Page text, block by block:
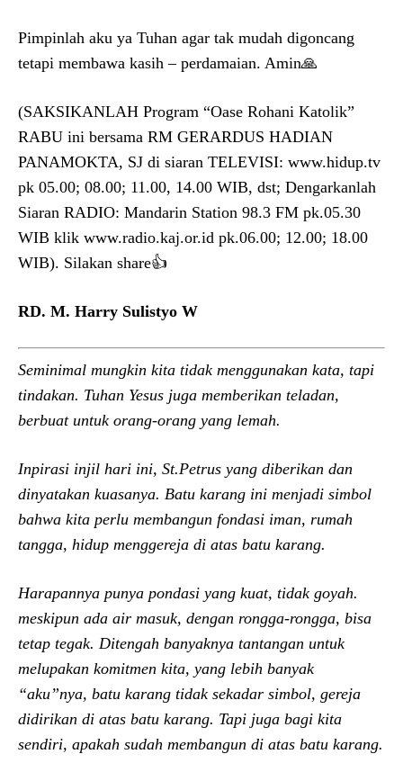
Pimpinlah aku ya Tuhan agar tak mudah digoncang
tetapi membawa kasih – perdamaian. Amin🙏
(SAKSIKANLAH Program “Oase Rohani Katolik”
RABU ini bersama RM GERARDUS HADIAN
PANAMOKTA, SJ di siaran TELEVISI: www.hidup.tv
pk 05.00; 08.00; 11.00, 14.00 WIB, dst; Dengarkanlah
Siaran RADIO: Mandarin Station 98.3 FM pk.05.30
WIB klik www.radio.kaj.or.id pk.06.00; 12.00; 18.00
WIB). Silakan share👍
RD. M. Harry Sulistyo W
Seminimal mungkin kita tidak menggunakan kata, tapi
tindakan. Tuhan Yesus juga memberikan teladan,
berbuat untuk orang-orang yang lemah.
Inpirasi injil hari ini, St.Petrus yang diberikan dan
dinyatakan kuasanya. Batu karang ini menjadi simbol
bahwa kita perlu membangun fondasi iman, rumah
tangga, hidup menggereja di atas batu karang.
Harapannya punya pondasi yang kuat, tidak goyah.
meskipun ada air masuk, dengan rongga-rongga, bisa
tetap tegak. Ditengah banyaknya tantangan untuk
melupakan komitmen kita, yang lebih banyak
“aku”nya, batu karang tidak sekadar simbol, gereja
didirikan di atas batu karang. Tapi juga bagi kita
sendiri, apakah sudah membangun di atas batu karang.